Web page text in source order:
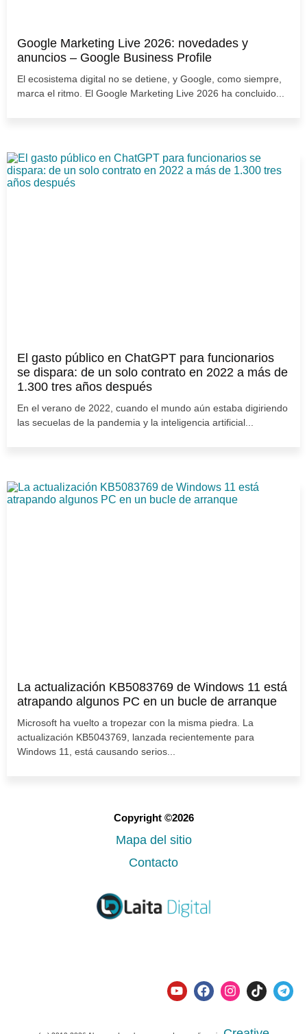
Google Marketing Live 2026: novedades y
anuncios – Google Business Profile
El ecosistema digital no se detiene, y Google, como siempre,
marca el ritmo. El Google Marketing Live 2026 ha concluido...
El gasto público en ChatGPT para funcionarios
se dispara: de un solo contrato en 2022 a más de
1.300 tres años después
En el verano de 2022, cuando el mundo aún estaba digiriendo
las secuelas de la pandemia y la inteligencia artificial...
La actualización KB5083769 de Windows 11 está
atrapando algunos PC en un bucle de arranque
Microsoft ha vuelto a tropezar con la misma piedra. La
actualización KB5043769, lanzada recientemente para
Windows 11, está causando serios...
Copyright ©2026
Mapa del sitio
Contacto